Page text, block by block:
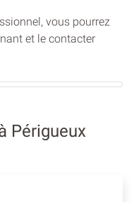
vous pourrez
et le contacter
Périgueux